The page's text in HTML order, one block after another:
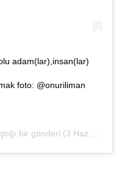
adam(lar),insan(lar)
foto: @onuriliman
bir gönderi (3 Haz, 2019, 5:22öö PDT